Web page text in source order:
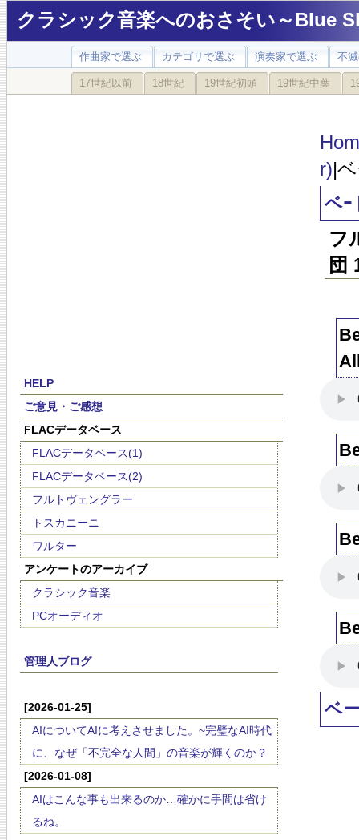
クラシック音楽へのおさそい～Blue
作曲家で選ぶ カテゴリで選ぶ 演奏家で選ぶ 不
17世紀以前 18世紀 19世紀初頭 19世紀中葉
HELP
ご意見・ご感想
FLACデータベース
FLACデータベース(1)
FLACデータベース(2)
フルトヴェングラー
トスカニーニ
ワルター
アンケートのアーカイブ
クラシック音楽
PCオーディオ
管理人ブログ
[2026-01-25]
AIについてAIに考えさせました。~完璧なAI時代
に、なぜ「不完全な人間」の音楽が輝くのか？
[2026-01-08]
AIはこんな事も出来るのか…確かに手間は省け
るね。
r)|
ベｰ
フ
団
ベ